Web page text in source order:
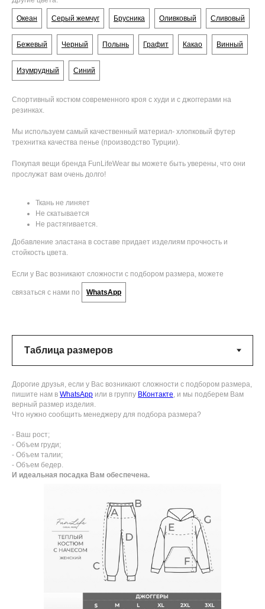
Океан Серый жемчуг Брусника Оливковый Сливовый
Бежевый Черный Полынь Графит Какао Винный
Изумрудный Синий
Спортивный костюм современного кроя с худи и с джоггерами на
резинках.
Мы используем самый качественный материал- хлопковый футер
трехнитка качества пенье (производство Турции).
Покупая вещи бренда FunLifeWear вы можете быть уверены, что они
прослужат вам очень долго!
Ткань не линяет
Не скатывается
Не растягивается.
Добавление эластана в составе придает изделиям прочность и
стойкость цвета.
Если у Вас возникают сложности с подбором размера, можете
связаться с нами по WhatsApp
Дорогие друзья, если у Вас возникают сложности с подбором размера,
пишите нам в WhatsApp или в группу ВКонтакте, и мы подберем Вам
верный размер изделия.
Что нужно сообщить менеджеру для подбора размера?
- Ваш рост;
- Объем груди;
- Объем талии;
- Объем бедер.
И идеальная посадка Вам обеспечена.